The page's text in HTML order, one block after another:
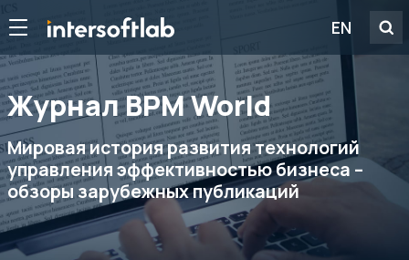
EN
Журнал ВРМ World
Мировая история развития технологий
управления эффективностью бизнеса –
обзоры зарубежных публикаций